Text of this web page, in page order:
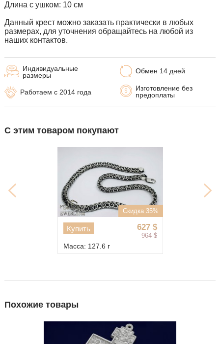
Длина с ушком: 10 см
Данный крест можно заказать практически в любых
размерах, для уточнения обращайтесь на любой из
наших контактов.
Обмен 14 дней
Изготовление без
предоплаты
Индивидуальные
размеры
Работаем с 2014 года
С этим товаром покупают
Скидка 35%
627 $
964 $
Купить
Масса: 127.6 г
Похожие товары